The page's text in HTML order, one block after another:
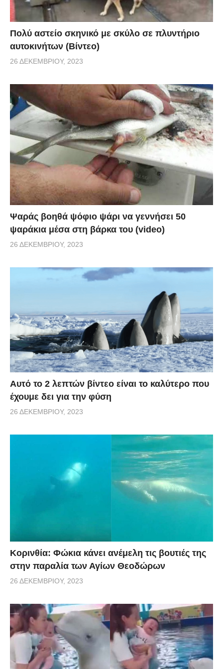
Πολύ αστείο σκηνικό με σκύλο σε πλυντήριο
αυτοκινήτων (Βίντεο)
26 ΔΕΚΕΜΒΡΊΟΥ, 2023
Ψαράς βοηθά ψόφιο ψάρι να γεννήσει 50
ψαράκια μέσα στη βάρκα του (video)
26 ΔΕΚΕΜΒΡΊΟΥ, 2023
Αυτό το 2 λεπτών βίντεο είναι το καλύτερο που
έχουμε δει για την φύση
26 ΔΕΚΕΜΒΡΊΟΥ, 2023
Κορινθία: Φώκια κάνει ανέμελη τις βουτιές της
στην παραλία των Αγίων Θεοδώρων
26 ΔΕΚΕΜΒΡΊΟΥ, 2023